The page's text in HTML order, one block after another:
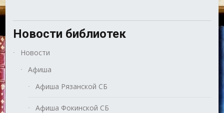
Новости библиотек
Новости
Афиша
Афиша Рязанской СБ
Афиша Фокинской СБ